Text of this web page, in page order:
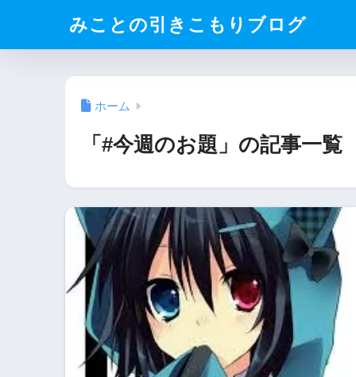
みことの引きこもりブログ
ホーム
「#今週のお題」の記事一覧